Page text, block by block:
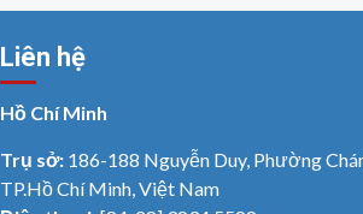
Liên hệ
Hồ Chí Minh
Trụ sở: 186-188 Nguyễn Duy, Phường
TP.Hồ Chí Minh, Việt Nam